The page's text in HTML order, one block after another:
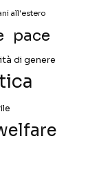
all'estero
pace
di genere